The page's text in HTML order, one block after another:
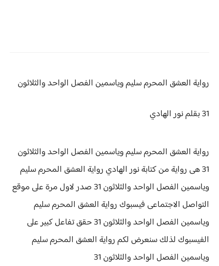
رواية العشق المحرم سليم وياسمين الفصل الواحد والثلاثون
31 بقلم نور الهادي
رواية العشق المحرم سليم وياسمين الفصل الواحد والثلاثون
31 هى رواية من كتابة نور الهادي رواية
العشق المحرم سليم
وياسمين الفصل الواحد والثلاثون 31 صدر لاول مرة على موقع
التواصل الاجتماعى فيسبوك رواية العشق المحرم سليم
وياسمين الفصل الواحد والثلاثون 31 حقق
تفاعل كبير على
الفيسبوك لذلك سنعرض لكمرواية العشق المحرم سليم
وياسمين الفصل الواحد والثلاثون 31